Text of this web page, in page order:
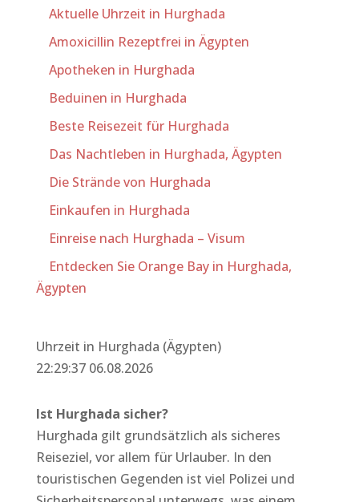
Aktuelle Uhrzeit in Hurghada
Amoxicillin Rezeptfrei in Ägypten
Apotheken in Hurghada
Beduinen in Hurghada
Beste Reisezeit für Hurghada
Das Nachtleben in Hurghada, Ägypten
Die Strände von Hurghada
Einkaufen in Hurghada
Einreise nach Hurghada – Visum
Entdecken Sie Orange Bay in Hurghada,
Ägypten
Uhrzeit in Hurghada (Ägypten)
22:29:37 06.08.2026
Ist Hurghada sicher?
Hurghada gilt grundsätzlich als sicheres
Reiseziel, vor allem für Urlauber. In den
touristischen Gegenden ist viel Polizei und